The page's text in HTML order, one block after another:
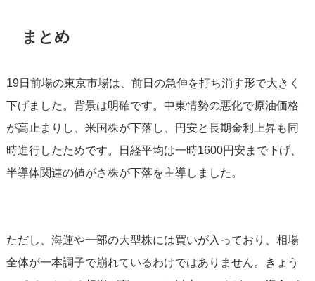
まとめ
19日前場の東京市場は、前日の急伸を打ち消す形で大きく
下げました。背景は明確です。中東情勢の悪化で原油価格
が高止まりし、米国株が下落し、円安と長期金利上昇も同
時進行したためです。日経平均は一時1600円安まで下げ、
半導体関連の値がさ株が下落を主導しました。
ただし、海運や一部の大型株には買いが入っており、相場
全体が一本調子で崩れているわけではありません。きょう